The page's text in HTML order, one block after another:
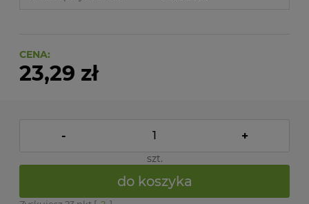
CENA:
23,29 zł
- +
szt.
do koszyka